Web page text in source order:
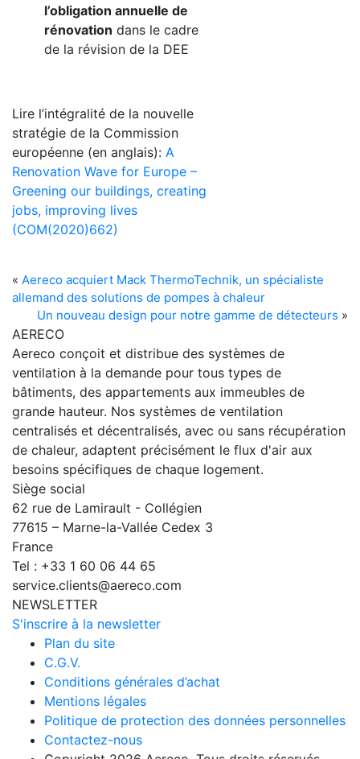
l’obligation annuelle de
rénovation dans le cadre
de la révision de la DEE
Lire l’intégralité de la nouvelle
stratégie de la Commission
européenne (en anglais): A
Renovation Wave for Europe –
Greening our buildings, creating
jobs, improving lives
(COM(2020)662)
« Aereco acquiert Mack ThermoTechnik, un spécialiste
allemand des solutions de pompes à chaleur
Un nouveau design pour notre gamme de détecteurs »
AERECO
Aereco conçoit et distribue des systèmes de
ventilation à la demande pour tous types de
bâtiments, des appartements aux immeubles de
grande hauteur. Nos systèmes de ventilation
centralisés et décentralisés, avec ou sans récupération
de chaleur, adaptent précisément le flux d'air aux
besoins spécifiques de chaque logement.
Siège social
62 rue de Lamirault - Collégien
77615 – Marne-la-Vallée Cedex 3
France
Tel : +33 1 60 06 44 65
service.clients@aereco.com
NEWSLETTER
S'inscrire à la newsletter
Plan du site
C.G.V.
Conditions générales d’achat
Mentions légales
Politique de protection des données personnelles
Contactez-nous